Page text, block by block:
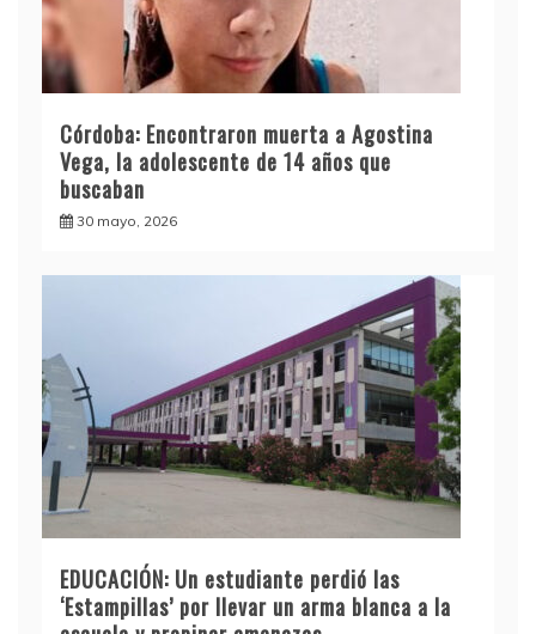
Córdoba: Encontraron muerta a Agostina
Vega, la adolescente de 14 años que
buscaban
30 mayo, 2026
EDUCACIÓN: Un estudiante perdió las
‘Estampillas’ por llevar un arma blanca a la